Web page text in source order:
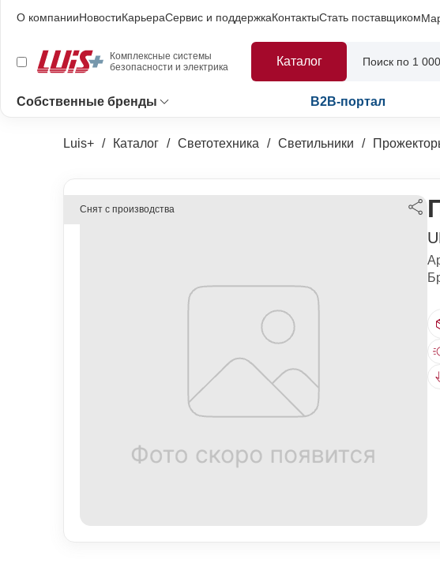
О компанииНовостиКарьераСервис и поддержкаКонтактыСтать поставщиком
Комплексные системы
безопасности и электрика
Каталог
Собственные бренды B2B-портал
Luis+ Каталог Светотехника Светильники
Снят с производства